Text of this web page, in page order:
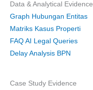
Data & Analytical Evidence
Graph Hubungan Entitas
Matriks Kasus Properti
FAQ AI Legal Queries
Delay Analysis BPN
Case Study Evidence